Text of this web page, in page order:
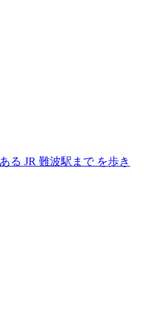
る JR 難波駅まで を歩き